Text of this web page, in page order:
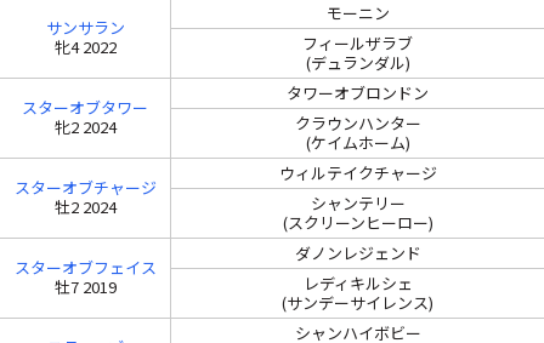
サンサラン
牝4 2022
モーニン
フィールザラブ
(デュランダル)
スターオブタワー
牝2 2024
タワーオブロンドン
クラウンハンター
(ケイムホーム)
スターオブチャージ
牡2 2024
ウィルテイクチャージ
シャンテリー
(スクリーンヒーロー)
スターオブフェイス
牡7 2019
ダノンレジェンド
レディキルシェ
(サンデーサイレンス)
シャンハイボビー